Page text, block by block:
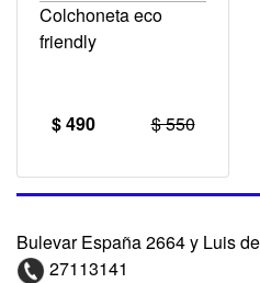
Colchoneta eco
friendly
$ 490 $ 550
Bulevar España 2664 y Luis
27113141